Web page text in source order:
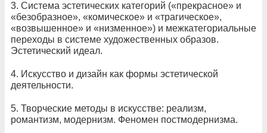
3. Система эстетических категорий («прекрасное» и
«безобразное», «комическое» и «трагическое»,
«возвышенное» и «низменное») и межкатегориальные
переходы в системе художественных образов.
Эстетический идеал.
4. Искусство и дизайн как формы эстетической
деятельности.
5. Творческие методы в искусстве: реализм,
романтизм, модернизм. Феномен постмодернизма.